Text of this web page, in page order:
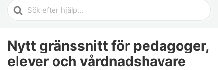
Search
For
Nytt gränssnitt för pedagoger,
elever och vårdnadshavare